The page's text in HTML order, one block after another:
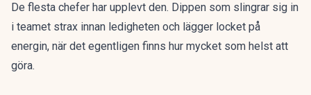
De flesta chefer har upplevt den. Dippen som slingrar sig in
i teamet strax innan ledigheten och lägger locket på
energin, när det egentligen finns hur mycket som helst att
göra.